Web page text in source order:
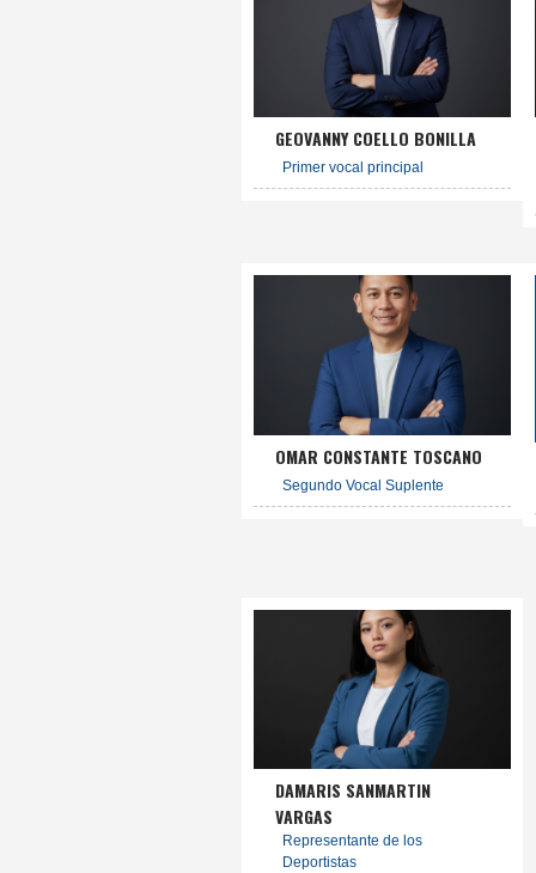
GEOVANNY COELLO BONILLA
Primer vocal principal
OMAR CONSTANTE TOSCANO
Segundo Vocal Suplente
DAMARIS SANMARTIN
VARGAS
Representante de los
Deportistas